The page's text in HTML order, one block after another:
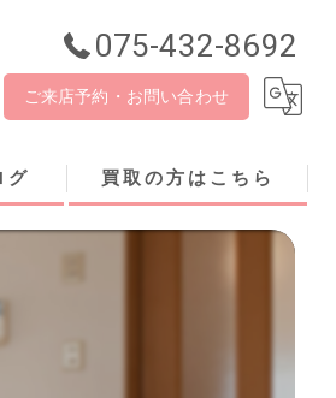
075-432-8692
ご来店予約・お問い合わせ
グ 買取の方はこちら